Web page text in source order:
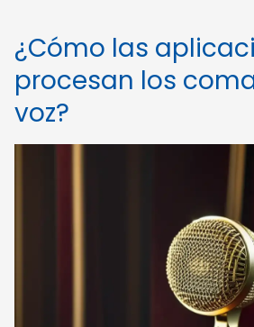
¿Cómo las
procesan los
voz?